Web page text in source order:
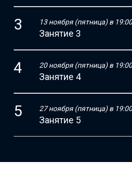
13 ноября (пятница) в
Занятие 3
20 ноября (пятница) в
Занятие 4
27 ноября (пятница) в
Занятие 5